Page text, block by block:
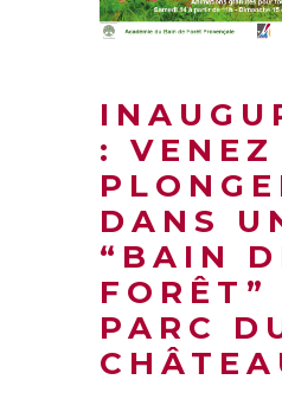
: VENEZ
DANS
“BAIN
FORÊT”
PARC